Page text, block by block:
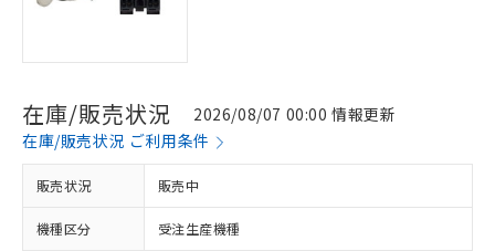
在庫/販売状況
2026/08/07 00:00 情報更新
在庫/販売状況 ご利用条件
販売状況 販売中
機種区分 受注生産機種